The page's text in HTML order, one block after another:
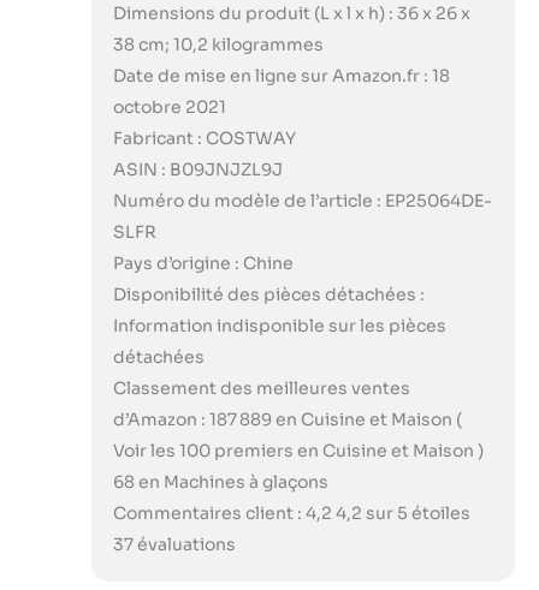
Dimensions du produit (L x l x h) : 36 x 26 x
38 cm; 10,2 kilogrammes
Date de mise en ligne sur Amazon.fr : 18
octobre 2021
Fabricant : COSTWAY
ASIN : B09JNJZL9J
Numéro du modèle de l’article : EP25064DE-
SLFR
Pays d’origine : Chine
Disponibilité des pièces détachées :
Information indisponible sur les pièces
détachées
Classement des meilleures ventes
d’Amazon : 187 889 en Cuisine et Maison (
Voir les 100 premiers en Cuisine et Maison )
68 en Machines à glaçons
Commentaires client : 4,2 4,2 sur 5 étoiles
37 évaluations